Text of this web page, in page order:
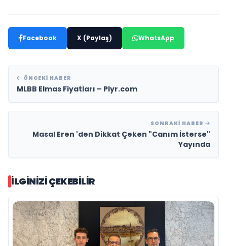
Facebook X (Paylaş) WhatsApp
ÖNCEKI HABER
MLBB Elmas Fiyatları – Plyr.com
SONRAKI HABER
Masal Eren 'den Dikkat Çeken "Canım İsterse"
Yayında
İLGINIZI ÇEKEBILIR